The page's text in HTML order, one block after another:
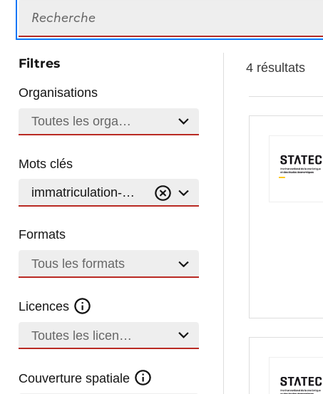
Filtres
Organisations
Toutes les organisations
Mots clés
immatriculation-vehicule-carburant
Formats
Tous les formats
Licences
Toutes les licences
Couverture spatiale
4 résultats